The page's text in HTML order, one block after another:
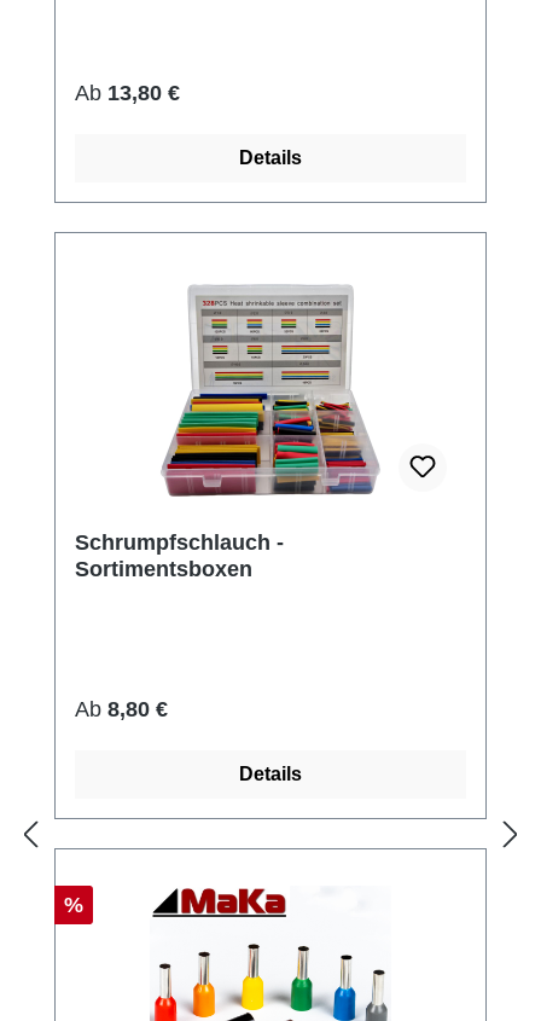
Regulärer Preis:
Ab 13,80 €
Details
Schrumpfschlauch -
Sortimentsboxen
Regulärer Preis:
Ab 8,80 €
Details
Rabatt
%